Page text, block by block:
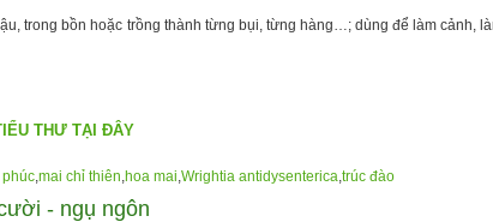
trong bồn hoặc trồng thành từng bụi, từng hàng…; dùng để làm cảnh,
THƯ TẠI ĐÂY
,mai chỉ thiên,hoa mai,Wrightia antidysenterica,trúc đào
- ngụ ngôn